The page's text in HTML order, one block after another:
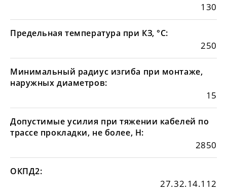
130
Предельная температура при КЗ, °С:
250
Минимальный радиус изгиба при монтаже,
наружных диаметров:
15
Допустимые усилия при тяжении кабелей по
трассе прокладки, не более, Н:
2850
ОКПД2:
27.32.14.112